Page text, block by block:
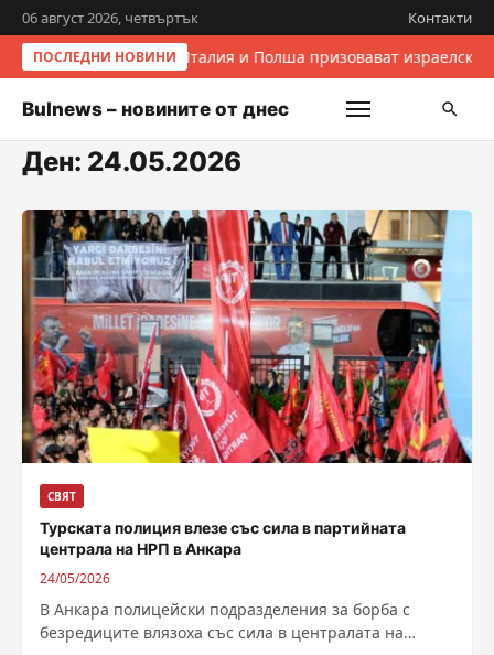
06 август 2026, четвъртък Контакти
ПОСЛЕДНИ НОВИНИ Италия и Полша призовават
Bulnews – новините от днес
Ден: 24.05.2026
СВЯТ
Турската полиция влезе със сила в партийната
централа на НРП в Анкара
24/05/2026
В Анкара полицейски подразделения за борба с
безредиците влязоха със сила в централата на